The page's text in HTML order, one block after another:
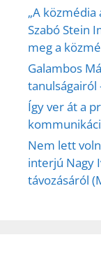
„A
Szabó Stein
meg a
Galambos
tanulságairól
Így ver át a
Nem lett
interjú Nagy
távozásáról